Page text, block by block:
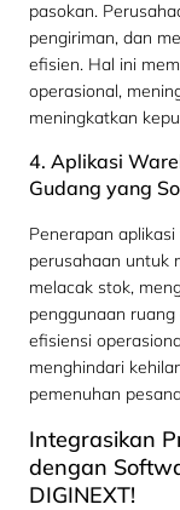
pasokan.
pengiriman, dan
efisien. Hal ini
operasional,
meningkatkan
4. Aplikasi
Gudang yang
Penerapan
perusahaan untuk
melacak stok,
penggunaan
efisiensi
menghindari
pemenuhan
Integrasikan
dengan
DIGINEXT!